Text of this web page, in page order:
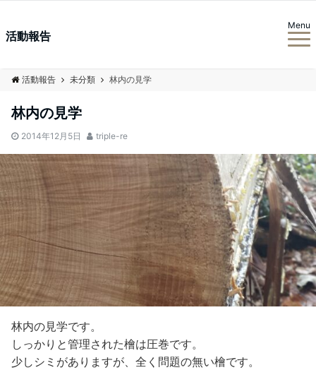
活動報告
Menu
活動報告 未分類 林内の見学
林内の見学
2014年12月5日 triple-re
林内の見学です。
しっかりと管理された檜は圧巻です。
少しシミがありますが、全く問題の無い檜です。